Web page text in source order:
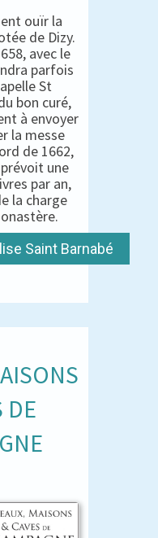
ouïr la
de Dizy.
avec le
parfois
St
bon curé,
à envoyer
la messe
de 1662,
une
par an,
la charge
Saint Barnabé
DE